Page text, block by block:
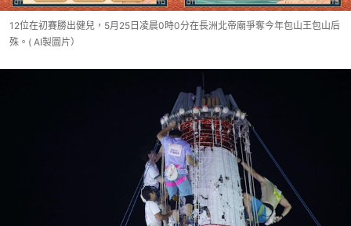
12位在初賽勝出健兒，5月25日凌晨0時0分在長洲北帝廟爭奪今年包山王包山后
殊。( AI製圖片）